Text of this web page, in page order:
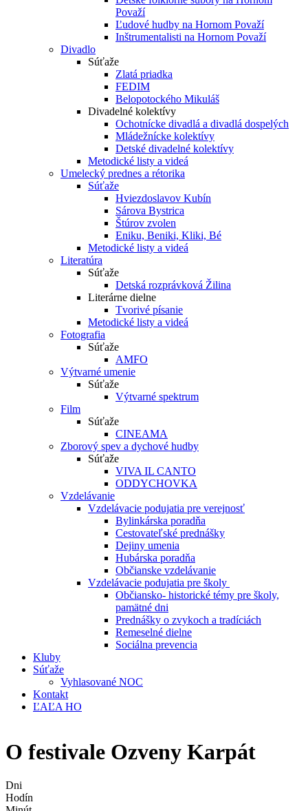
Považí
Ľudové hudby na Hornom Považí
Inštrumentalisti na Hornom Považí
Divadlo
Súťaže
Zlatá priadka
FEDIM
Belopotockého Mikuláš
Divadelné kolektívy
Ochotnícke divadlá a divadlá dospelých
Mládežnícke kolektívy
Detské divadelné kolektívy
Metodické listy a videá
Umelecký prednes a rétorika
Súťaže
Hviezdoslavov Kubín
Sárova Bystrica
Štúrov zvolen
Eniku, Beniki, Kliki, Bé
Metodické listy a videá
Literatúra
Súťaže
Detská rozprávková Žilina
Literárne dielne
Tvorivé písanie
Metodické listy a videá
Fotografia
Súťaže
AMFO
Výtvarné umenie
Súťaže
Výtvarné spektrum
Film
Súťaže
CINEAMA
Zborový spev a dychové hudby
Súťaže
VIVA IL CANTO
ODDYCHOVKA
Vzdelávanie
Vzdelávacie podujatia pre verejnosť
Bylinkárska poradňa
Cestovateľské prednášky
Dejiny umenia
Hubárska poradňa
Občianske vzdelávanie
Vzdelávacie podujatia pre školy
Občiansko- historické témy pre školy,
pamätné dni
Prednášky o zvykoch a tradíciách
Remeselné dielne
Sociálna prevencia
Kluby
Súťaže
Vyhlasované NOC
Kontakt
ĽAĽA HO
O festivale Ozveny Karpát
Dni
Hodín